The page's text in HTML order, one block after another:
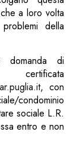
a loro volta
della
domanda di
, con
condominio
sociale L.R.
entro e non